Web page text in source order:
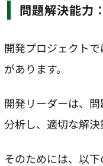
問題解決能
開発プロジェクト
があります。
開発リーダーは、
分析し、適切な解決
そのためには、以下